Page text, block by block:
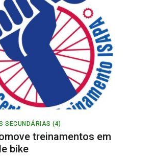
SECUNDÁRIAS (4)
treinamentos em
bike